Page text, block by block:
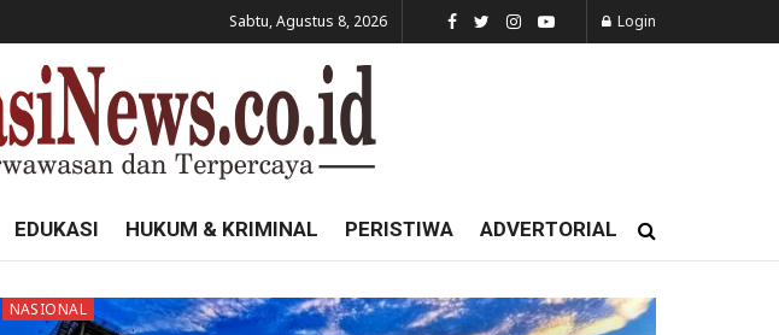
Sabtu, Agustus 8, 2026 Login
EDUKASI HUKUM & KRIMINAL PERISTIWA ADVERTORIAL
NASIONAL